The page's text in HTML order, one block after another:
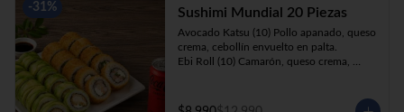
Kani Maki (10) Kanikama, palta, envuelto
en nori.
+ Bebida 1.5lt.
-31% Sushimi Mundial 20 Piezas
Avocado Katsu (10) Pollo apanado, queso
crema, cebollín envuelto en palta.
Ebi Roll (10) Camarón, queso crema,